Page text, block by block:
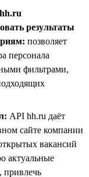
результаты
позволяет
персонала
фильтрами,
API hh.ru даёт
сайте компании
вакансий
актуальные
привлечь